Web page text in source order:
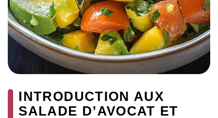
INTRODUCTION AUX
SALADE D’AVOCAT ET